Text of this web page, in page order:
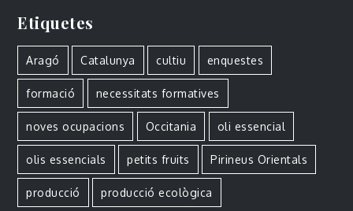
Etiquetes
Aragó Catalunya cultiu enquestes
formació necessitats formatives
noves ocupacions Occitania oli essencial
olis essencials petits fruits Pirineus Orientals
producció producció ecològica